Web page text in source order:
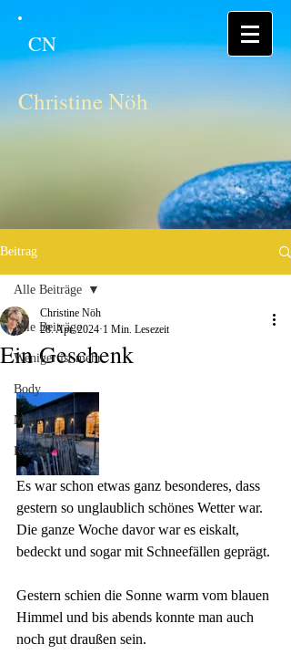
CN
Christine Nöh
Beitrag
Alle Beiträge
Weniger ist mehr
Body
Mind
Reisen
Alle Beiträge
Ein Geschenk
Christine Nöh
28. Apr. 2024 1 Min. Lesezeit
Es war schon etwas ganz besonderes, dass
gestern so unglaublich schönes Wetter war.
Die ganze Woche davor war es eiskalt,
bedeckt und sogar mit Schneefällen geprägt.
Gestern schien die Sonne warm vom blauen
Himmel und bis abends konnte man auch
noch gut draußen sein.